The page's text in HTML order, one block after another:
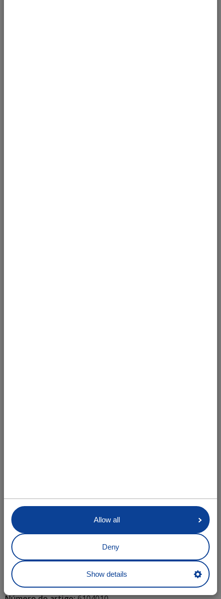
Allow all
Deny
Show details
Controlo remoto CF4 "B" (com cabo e ficha)